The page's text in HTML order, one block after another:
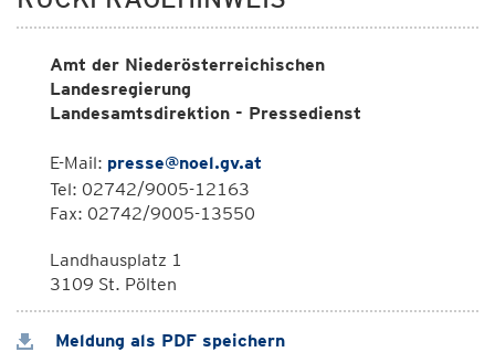
Amt der Niederösterreichischen
Landesregierung
Landesamtsdirektion - Pressedienst
E-Mail: presse@noel.gv.at
Tel: 02742/9005-12163
Fax: 02742/9005-13550
Landhausplatz 1
3109 St. Pölten
Meldung als PDF speichern